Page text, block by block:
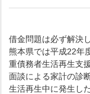
借金問題は必ず解決
熊本県では平成22年
重債務者生活再生支
面談による家計の診
生活再生中に発生し